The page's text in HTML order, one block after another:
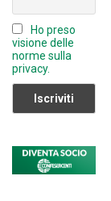
n
el
Ho preso
visione delle
norme sulla
privacy.